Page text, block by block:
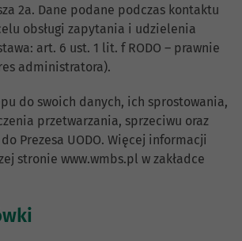
2a. Dane podane podczas kontaktu
obsługi zapytania i udzielenia
art. 6 ust. 1 lit. f RODO – prawnie
administratora).
do swoich danych, ich sprostowania,
przetwarzania, sprzeciwu oraz
Prezesa UODO. Więcej informacji
stronie www.wmbs.pl w zakładce